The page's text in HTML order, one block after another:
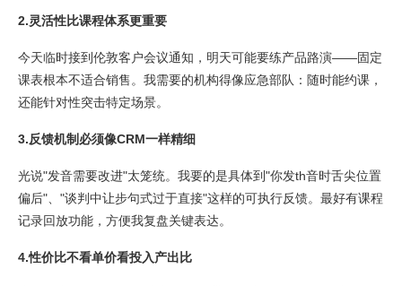
2.灵活性比课程体系更重要
今天临时接到伦敦客户会议通知，明天可能要练产品路演——固定
课表根本不适合销售。我需要的机构得像应急部队：随时能约课，
还能针对性突击特定场景。
3.反馈机制必须像CRM一样精细
光说"发音需要改进"太笼统。我要的是具体到"你发th音时舌尖位置
偏后"、"谈判中让步句式过于直接"这样的可执行反馈。最好有课程
记录回放功能，方便我复盘关键表达。
4.性价比不看单价看投入产出比